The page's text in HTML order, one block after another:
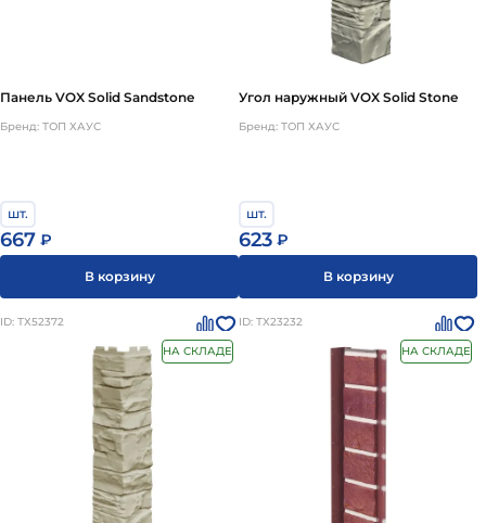
Панель VOX Solid Sandstone
Бренд: ТОП ХАУС
шт.
667 ₽
В корзину
Угол наружный VOX Solid Stone
Бренд: ТОП ХАУС
шт.
623 ₽
В корзину
ID: ТХ52372
НА СКЛАДЕ
ID: ТХ23232
НА СКЛАДЕ